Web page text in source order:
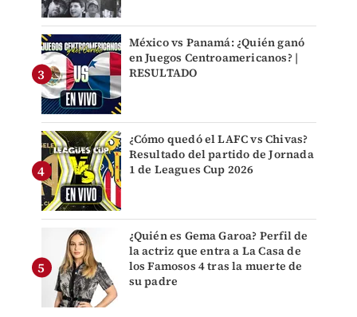
México vs Panamá: ¿Quién ganó
en Juegos Centroamericanos? |
RESULTADO
¿Cómo quedó el LAFC vs Chivas?
Resultado del partido de Jornada
1 de Leagues Cup 2026
¿Quién es Gema Garoa? Perfil de
la actriz que entra a La Casa de
los Famosos 4 tras la muerte de
su padre